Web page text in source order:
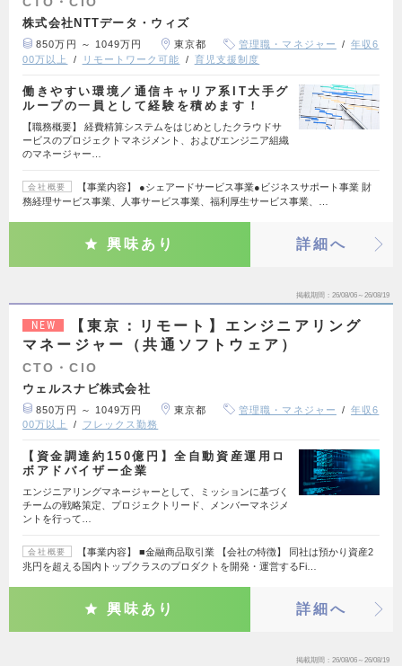
株式会社NTTデータ・ウィズ
850万円 ～ 1049万円 東京都 管理職・マネジャー
年収6
00万以上
リモートワーク可能 育児支援制度
働きやすい環境／通信キャリア系IT大手グ
ループの一員として経験を積めます！
【職務概要】 経費精算システムをはじめとしたクラウドサ
ービスのプロジェクトマネジメント、およびエンジニア組織
のマネージャー…
会社概要
【事業内容】 ●シェアードサービス事業●ビジネスサポート事業 財
務経理サービス事業、人事サービス事業、福利厚生サービス事業、…
興味あり 詳細へ
掲載期間 26/08/06～26/08/19
NEW
【東京：リモート】エンジニアリング
マネージャー（共通ソフトウェア）
CTO・CIO
ウェルスナビ株式会社
850万円 ～ 1049万円 東京都 管理職・マネジャー
年収6
00万以上
フレックス勤務
【資金調達約150億円】全自動資産運用ロ
ボアドバイザー企業
エンジニアリングマネージャーとして、ミッションに基づく
チームの戦略策定、プロジェクトリード、メンバーマネジメ
ントを行って…
会社概要
【事業内容】 ■金融商品取引業 【会社の特徴】 同社は預かり資産2
兆円を超える国内トップクラスのプロダクトを開発・運営するFi…
興味あり 詳細へ
掲載期間 26/08/06～26/08/19